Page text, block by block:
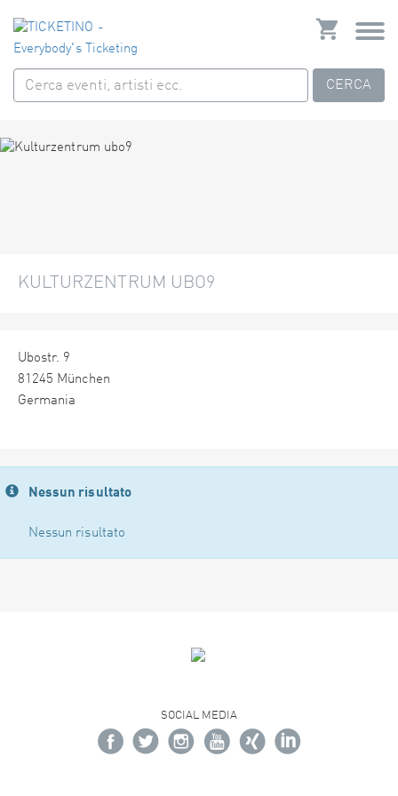
CERCA
KULTURZENTRUM UBO9
Ubostr. 9
81245 München
Germania
Nessun risultato
Nessun risultato
SOCIAL MEDIA